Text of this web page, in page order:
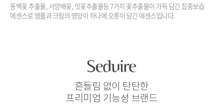
동백꽃 추출물, 서양배꽃, 잇꽃추출물등7가지 꽃추출물이 가득 담긴 집중보습
에센스로 앰플과 크림의 영양이 하나에 오롯이 담긴 에센스입니다.
흔들림 없이 탄탄한
프리미엄 기능성 브랜드